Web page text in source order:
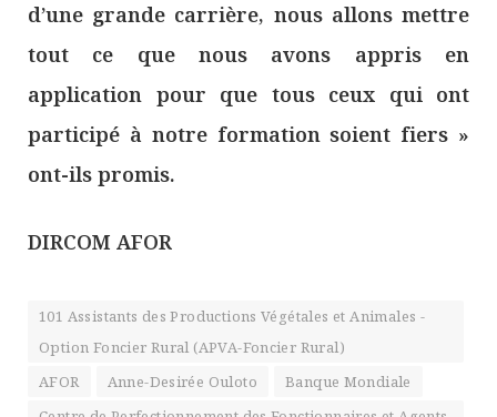
d’une grande carrière, nous allons mettre
tout ce que nous avons appris en
application pour que tous ceux qui ont
participé à notre formation soient fiers »
ont-ils promis.
DIRCOM AFOR
101 Assistants des Productions Végétales et Animales -
Option Foncier Rural (APVA-Foncier Rural)
AFOR
Anne-Desirée Ouloto
Banque Mondiale